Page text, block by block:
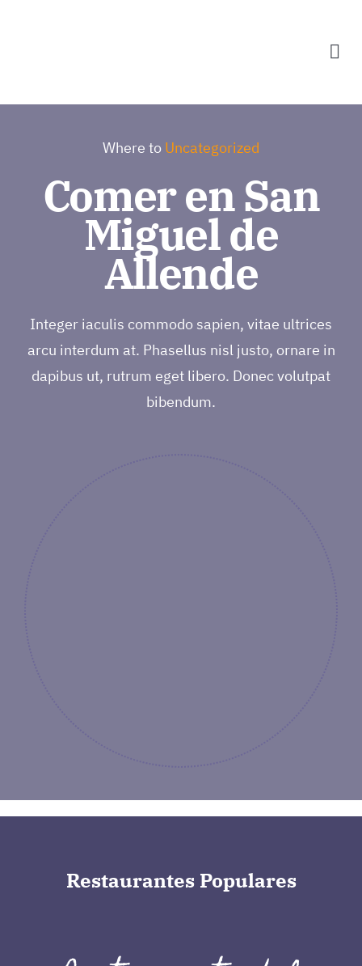
Where to Uncategorized
Comer en San
Miguel de
Allende
Integer iaculis commodo sapien, vitae ultrices
arcu interdum at. Phasellus nisl justo, ornare in
dapibus ut, rutrum eget libero. Donec volutpat
bibendum.
Restaurantes Populares